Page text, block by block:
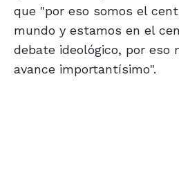
que "por eso somos el
mundo y estamos en el
debate ideológico, por eso
avance importantísimo".